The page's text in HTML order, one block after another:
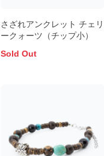
さざれアンクレット チェリ
ークォーツ（チップ小）
Sold Out